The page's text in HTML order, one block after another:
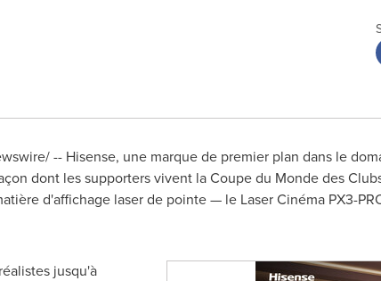
-- Hisense, une marque de premier plan dans le
dont les supporters vivent la Coupe du Monde des
d'affichage laser de pointe — le Laser Cinéma PX3-
jusqu'à